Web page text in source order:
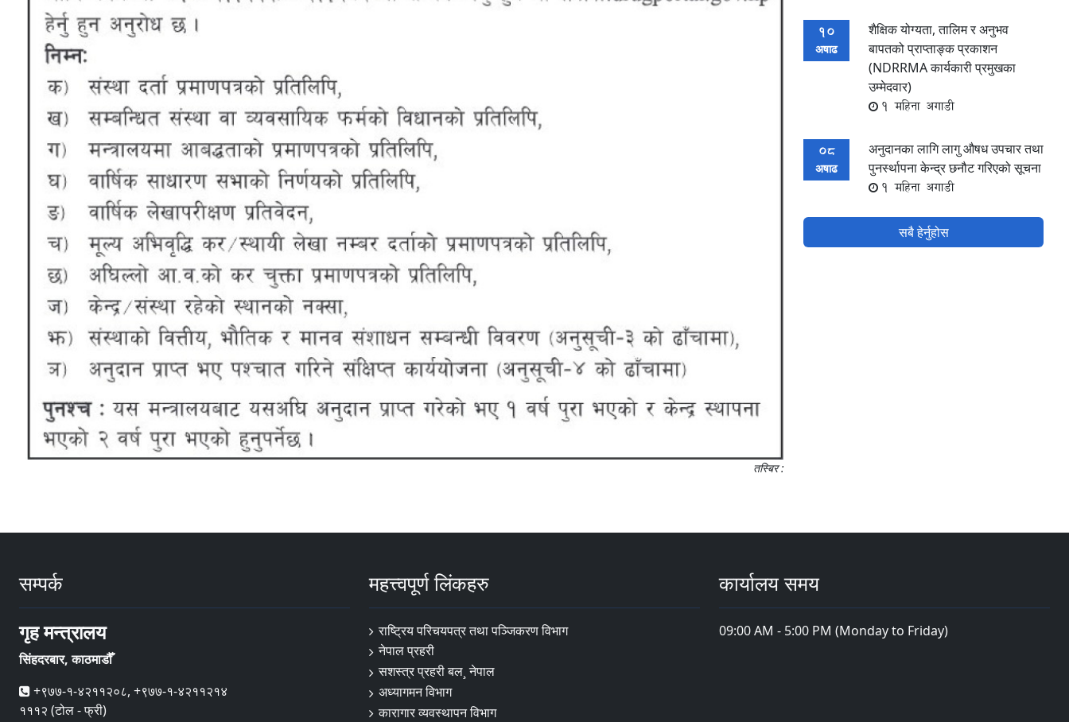
तस्बिर :
10
अषाढ
शैक्षिक योग्यता, तालिम र अनुभव
बापतको प्राप्ताङ्क प्रकाशन
(NDRRMA कार्यकारी प्रमुखका
उम्मेदवार)
1 महिना अगाडी
08
अषाढ
अनुदानका लागि लागु औषध उपचार तथा
पुनर्स्थापना केन्द्र छनौट गरिएको सूचना
1 महिना अगाडी
सबै हेर्नुहोस
सम्पर्क
गृह मन्त्रालय
सिंहदरबार, काठमाडौँ
+९७७-१-४२११२०८, +९७७-१-४२११२१४
१११२ (टोल - फ्री)
महत्त्वपूर्ण लिंकहरु
राष्ट्रिय परिचयपत्र तथा पञ्‍जिकरण विभाग
नेपाल प्रहरी
सशस्त्र प्रहरी बल¸ नेपाल
अध्यागमन विभाग
कारागार व्यवस्थापन विभाग
कार्यालय समय
09:00 AM - 5:00 PM (Monday to Friday)